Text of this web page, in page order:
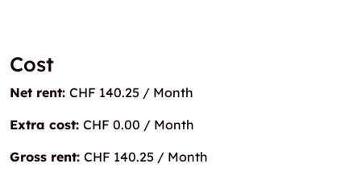
Cost
Net rent: CHF 140.25 / Month
Extra cost: CHF 0.00 / Month
Gross rent: CHF 140.25 / Month